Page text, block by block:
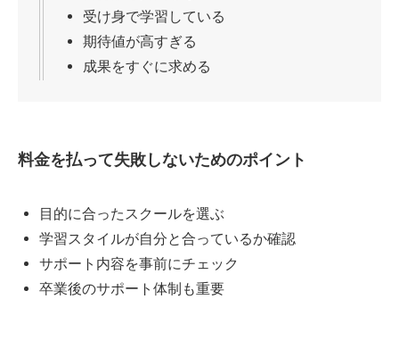
受け身で学習している
期待値が高すぎる
成果をすぐに求める
料金を払って失敗しないためのポイント
目的に合ったスクールを選ぶ
学習スタイルが自分と合っているか確認
サポート内容を事前にチェック
卒業後のサポート体制も重要